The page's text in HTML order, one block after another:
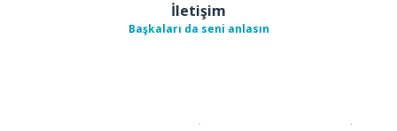
İletişim
Başkaları da seni anlasın